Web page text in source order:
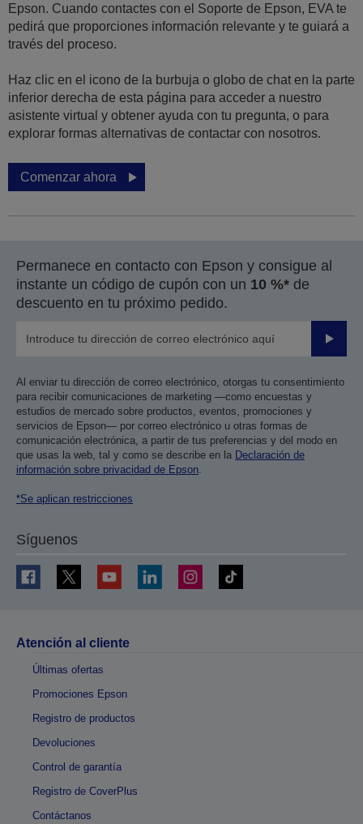
Epson. Cuando contactes con el Soporte de Epson, EVA te
pedirá que proporciones información relevante y te guiará a
través del proceso.
Haz clic en el icono de la burbuja o globo de chat en la parte
inferior derecha de esta página para acceder a nuestro
asistente virtual y obtener ayuda con tu pregunta, o para
explorar formas alternativas de contactar con nosotros.
Comenzar ahora
Permanece en contacto con Epson y consigue al
instante un código de cupón con un 10 %* de
descuento en tu próximo pedido.
Enviar
Al enviar tu dirección de correo electrónico, otorgas tu consentimiento
para recibir comunicaciones de marketing —como encuestas y
estudios de mercado sobre productos, eventos, promociones y
servicios de Epson— por correo electrónico u otras formas de
comunicación electrónica, a partir de tus preferencias y del modo en
que usas la web, tal y como se describe en la Declaración de
información sobre privacidad de Epson.
*Se aplican restricciones
Síguenos
Atención al cliente
Últimas ofertas
Promociones Epson
Registro de productos
Devoluciones
Control de garantía
Registro de CoverPlus
Contáctanos